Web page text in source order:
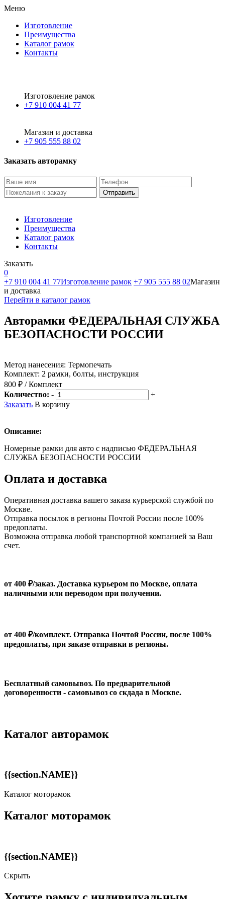
Меню
Изготовление
Преимущества
Каталог рамок
Контакты
Изготовление рамок
+7 910 004 41 77
Магазин и доставка
+7 905 555 88 02
Заказать авторамку
Изготовление
Преимущества
Каталог рамок
Контакты
Заказать
0
+7 910 004 41 77Изготовление рамок +7 905 555 88 02Магазин
и доставка
Перейти в каталог рамок
Авторамки ФЕДЕРАЛЬНАЯ СЛУЖБА
БЕЗОПАСНОСТИ РОССИИ
Метод нанесения: Термопечать
Комплект: 2 рамки, болты, инструкция
800 ₽ / Комплект
Количество: -
+
Заказать В корзину
Описание:
Номерные рамки для авто с надписью ФЕДЕРАЛЬНАЯ
СЛУЖБА БЕЗОПАСНОСТИ РОССИИ
Оплата и доставка
Оперативная доставка вашего заказа курьерской службой по
Москве.
Отправка посылок в регионы Почтой России после 100%
предоплаты.
Возможна отправка любой транспортной компанией за Ваш
счет.
от 400 ₽/заказ. Доставка курьером по Москве, оплата
наличными или переводом при получении.
от 400 ₽/комплект. Отправка Почтой России, после 100%
предоплаты, при заказе отправки в регионы.
Бесплатный самовывоз. По предварительной
договоренности - самовывоз со скдада в Москве.
Каталог авторамок
{{section.NAME}}
Каталог моторамок
Каталог моторамок
{{section.NAME}}
Скрыть